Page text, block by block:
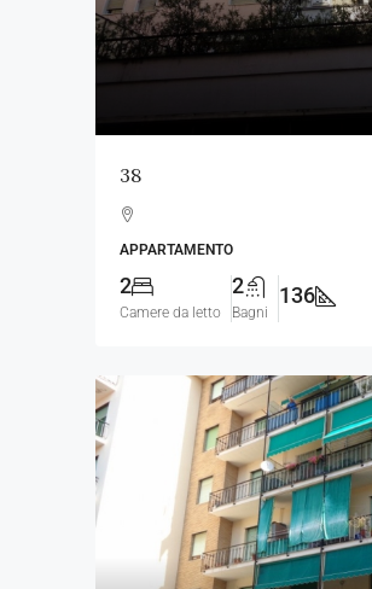
38
APPARTAMENTO
2
Camere da letto
2
Bagni
136